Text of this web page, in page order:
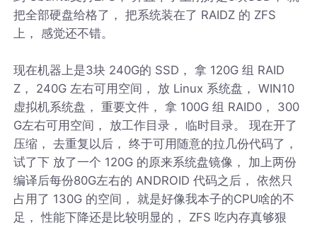
把全部硬盘给格了， 把系统装在了 RAIDZ 的 ZFS
上， 感觉还不错。
现在机器上是3块 240G的 SSD， 拿 120G 组 RAID
Z， 240G 左右可用空间， 放 Linux 系统盘， WIN10
虚拟机系统盘， 重要文件， 拿 100G 组 RAID0， 300
G左右可用空间， 放工作目录， 临时目录。 现在开了
压缩， 去重复以后， 终于可用随意的拉几份代码了，
试了下 放了一个 120G 的原来系统盘镜像， 加上两份
编译后每份80G左右的 ANDROID 代码之后， 依然只
占用了 130G 的空间， 就是好像我本子的CPU啥的不
足， 性能下降还是比较明显的， ZFS 吃内存真够狠